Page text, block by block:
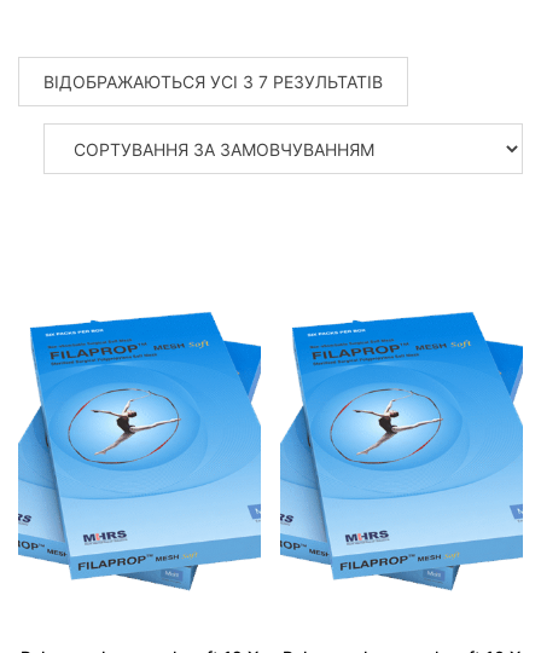
ВІДОБРАЖАЮТЬСЯ УСІ З 7 РЕЗУЛЬТАТІВ